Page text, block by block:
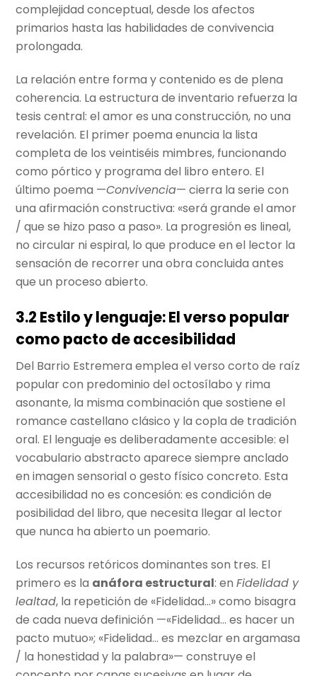
complejidad conceptual, desde los afectos
primarios hasta las habilidades de convivencia
prolongada.
La relación entre forma y contenido es de plena
coherencia. La estructura de inventario refuerza la
tesis central: el amor es una construcción, no una
revelación. El primer poema enuncia la lista
completa de los veintiséis mimbres, funcionando
como pórtico y programa del libro entero. El
último poema —Convivencia— cierra la serie con
una afirmación constructiva: «será grande el amor
/ que se hizo paso a paso». La progresión es lineal,
no circular ni espiral, lo que produce en el lector la
sensación de recorrer una obra concluida antes
que un proceso abierto.
3.2 Estilo y lenguaje: El verso popular
como pacto de accesibilidad
Del Barrio Estremera emplea el verso corto de raíz
popular con predominio del octosílabo y rima
asonante, la misma combinación que sostiene el
romance castellano clásico y la copla de tradición
oral. El lenguaje es deliberadamente accesible: el
vocabulario abstracto aparece siempre anclado
en imagen sensorial o gesto físico concreto. Esta
accesibilidad no es concesión: es condición de
posibilidad del libro, que necesita llegar al lector
que nunca ha abierto un poemario.
Los recursos retóricos dominantes son tres. El
primero es la anáfora estructural: enFidelidad y
lealtad, la repetición de «Fidelidad…» como bisagra
de cada nueva definición —«Fidelidad… es hacer un
pacto mutuo»; «Fidelidad… es mezclar en argamasa
/ la honestidad y la palabra»— construye el